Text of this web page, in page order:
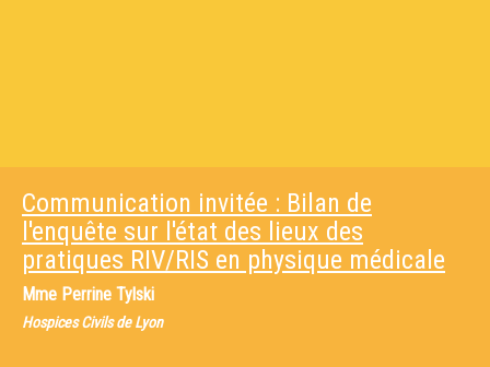
Communication invitée : Bilan de
l'enquête sur l'état des lieux des
pratiques RIV/RIS en physique médicale
Mme Perrine Tylski
Hospices Civils de Lyon